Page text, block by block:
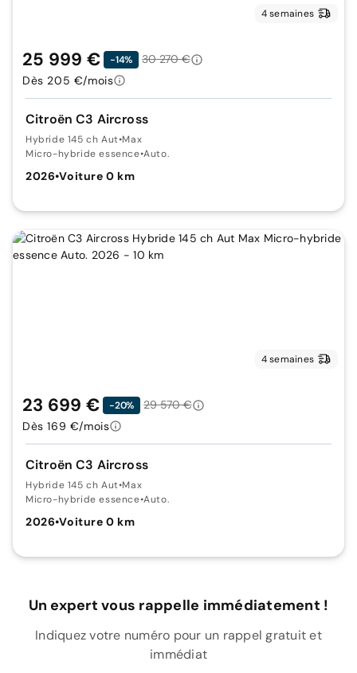
4 semaines
Citroën C3 Aircross
Hybride 145 ch Aut•Max
Micro-hybride essence•Auto.
2026•Voiture 0 km
25 999 € -14%
30 270 €
Dès 205 €/mois
4 semaines
Citroën C3 Aircross
Hybride 145 ch Aut•Max
Micro-hybride essence•Auto.
2026•Voiture 0 km
23 699 € -20%
29 570 €
Dès 169 €/mois
Un expert vous rappelle immédiatement !
Indiquez votre numéro pour un rappel gratuit et
immédiat